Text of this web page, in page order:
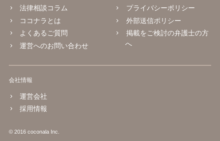
法律相談コラム
ココナラとは
よくあるご質問
運営へのお問い合わせ
プライバシーポリシー
外部送信ポリシー
掲載をご検討の弁護士の方
へ
会社情報
運営会社
採用情報
© 2016 coconala Inc.